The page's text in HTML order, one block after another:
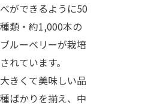
べができるように50
種類・約1,000本の
ブルーベリーが栽培
されています。
大きくて美味しい品
種ばかりを揃え、中